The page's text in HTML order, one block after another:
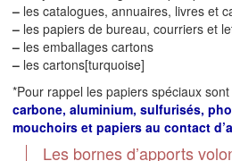
– les catalogues, annuaires, livres et
– les papiers de bureau, courriers et
– les emballages cartons
– les cartons[turquoise]
*Pour rappel les papiers spéciaux
carbone, aluminium, sulfurisés,
mouchoirs et papiers au contact
Les bornes d’apports